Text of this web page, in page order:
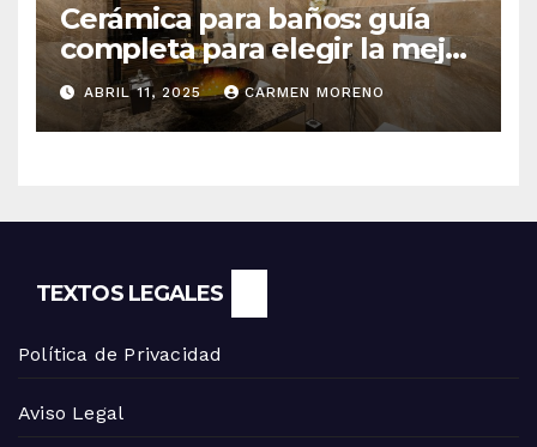
Cerámica para baños: guía
completa para elegir la mejor
opción
ABRIL 11, 2025 CARMEN MORENO
TEXTOS LEGALES
Política de Privacidad
Aviso Legal